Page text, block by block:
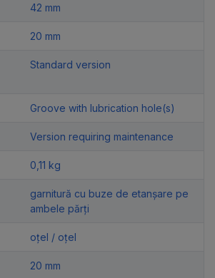
42 mm
20 mm
Standard version
Groove with lubrication hole(s)
Version requiring maintenance
0,11 kg
garnitură cu buze de etanșare pe
ambele părți
oțel / oțel
20 mm